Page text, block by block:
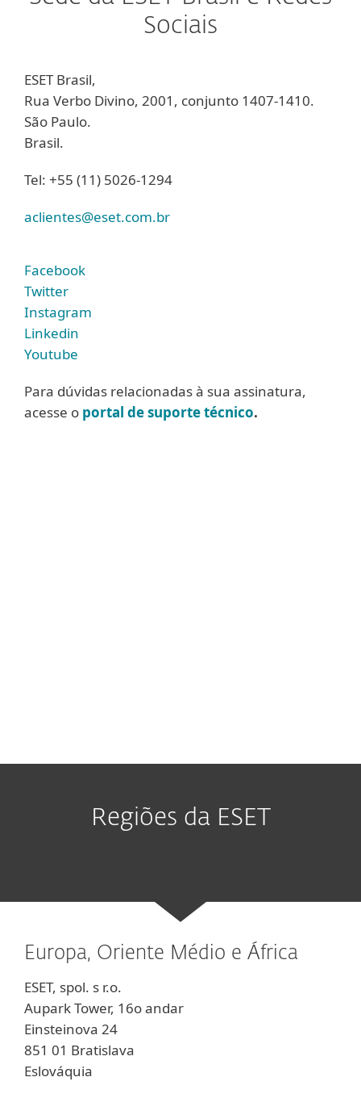
Sociais
ESET Brasil,
Rua Verbo Divino, 2001, conjunto 1407-1410.
São Paulo.
Brasil.
Tel: +55 (11) 5026-1294
aclientes@eset.com.br
Facebook
Twitter
Instagram
Linkedin
Youtube
Para dúvidas relacionadas à sua assinatura,
acesse o portal de suporte técnico.
Regiões da ESET
Europa, Oriente Médio e África
ESET, spol. s r.o.
Aupark Tower, 16o andar
Einsteinova 24
851 01 Bratislava
Eslováquia